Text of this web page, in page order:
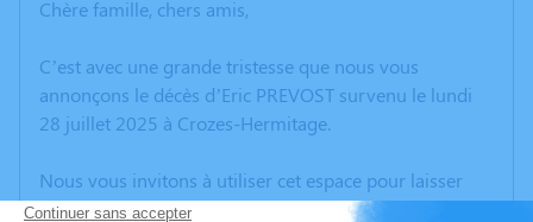
Chère famille, chers amis,
C’est avec une grande tristesse que nous vous
annonçons le décès d’Eric PREVOST survenu le lundi
28 juillet 2025 à Crozes-Hermitage.
Nous vous invitons à utiliser cet espace pour laisser
vos condoléances, partager des photos souvenirs, une